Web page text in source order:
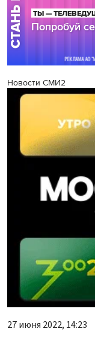
Новости СМИ2
27 июня 2022, 14:23